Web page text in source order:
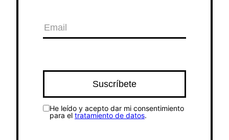
He leído y acepto dar mi consentimiento
para el tratamiento de datos.